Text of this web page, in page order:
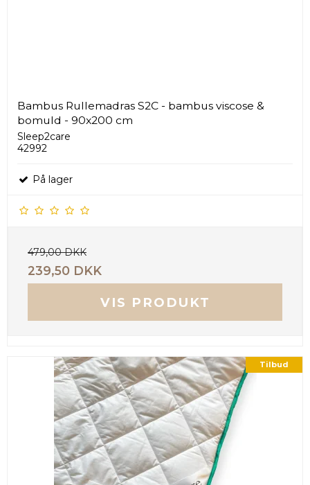
Bambus Rullemadras S2C - bambus viscose &
bomuld - 90x200 cm
Sleep2care
42992
På lager
479,00 DKK
239,50 DKK
VIS PRODUKT
Tilbud